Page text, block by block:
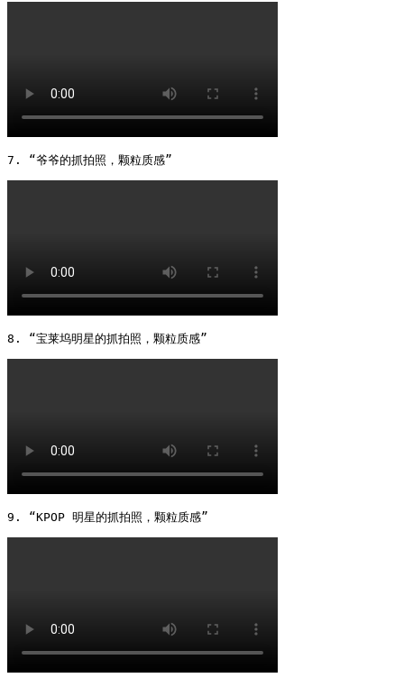
7. “爷爷的抓拍照，颗粒质感”
8. “宝莱坞明星的抓拍照，颗粒质感”
9. “KPOP 明星的抓拍照，颗粒质感”